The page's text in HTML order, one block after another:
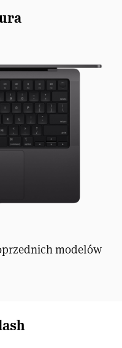
modelów